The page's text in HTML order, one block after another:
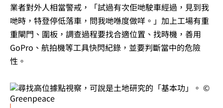
業者對外人相當警戒，「試過有次佢哋駛車經過，見到我
哋時，特登停低落車，問我哋喺度做咩。」加上工場有重
重閘門、圍板， 調查過程要找合適位置、找時機， 善用
GoPro、航拍機等工具快閃紀錄，並要判斷當中的危險
性。